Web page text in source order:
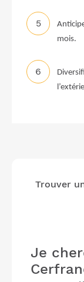
mois.
Trouver
Je